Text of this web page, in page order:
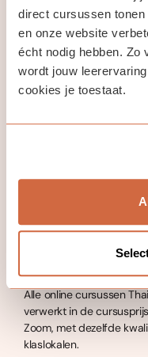
direct cursussen
en onze website
écht nodig hebben. Zo
wordt jouw
cookies je toestaat.
toegang tot een
cultuur, tradities en een
Zuidoost-Azië.
Thais voor
beginners — op locatie
anderen in een veilige
luisteren, spreken, lezen
uitspraak, grammatica,
Online
Alle online cursussen
verwerkt in de
Zoom, met dezelfde
klaslokalen.